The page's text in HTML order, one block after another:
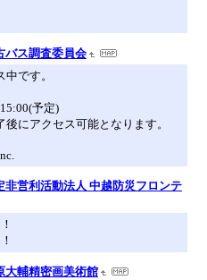
バス調査委員会
です。
予定)
にアクセス可能となります。
非営利活動法人 中越防災フロンテ
大輔精密画美術館